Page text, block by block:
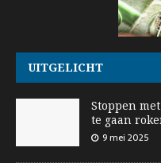
UITGELICHT
Stoppen
te gaan
9 mei 2025